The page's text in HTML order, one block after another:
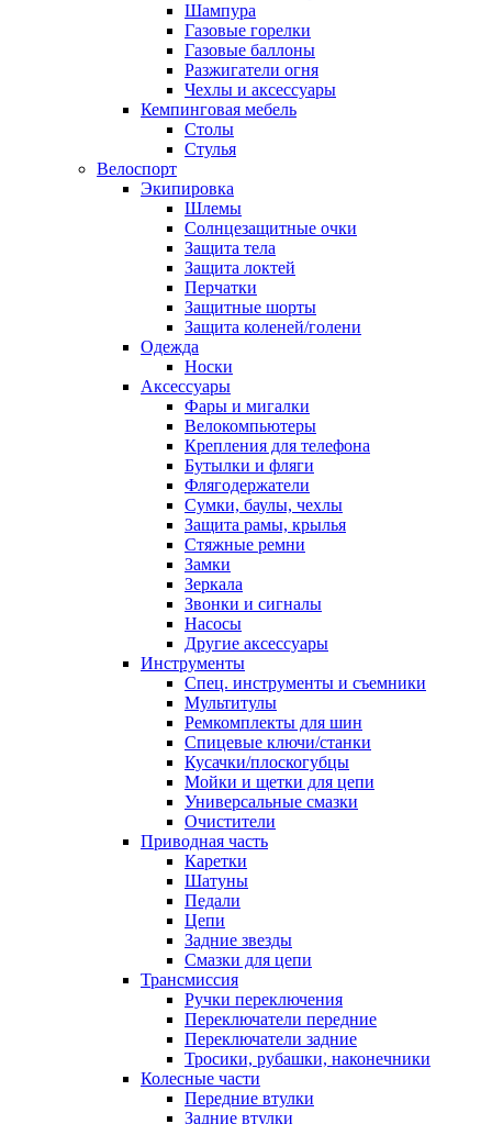
Шампура
Газовые горелки
Газовые баллоны
Разжигатели огня
Чехлы и аксессуары
Кемпинговая мебель
Столы
Стулья
Велоспорт
Экипировка
Шлемы
Солнцезащитные очки
Защита тела
Защита локтей
Перчатки
Защитные шорты
Защита коленей/голени
Одежда
Носки
Аксессуары
Фары и мигалки
Велокомпьютеры
Крепления для телефона
Бутылки и фляги
Флягодержатели
Сумки, баулы, чехлы
Защита рамы, крылья
Стяжные ремни
Замки
Зеркала
Звонки и сигналы
Насосы
Другие аксессуары
Инструменты
Спец. инструменты и съемники
Мультитулы
Ремкомплекты для шин
Спицевые ключи/станки
Кусачки/плоскогубцы
Мойки и щетки для цепи
Универсальные смазки
Очистители
Приводная часть
Каретки
Шатуны
Педали
Цепи
Задние звезды
Смазки для цепи
Трансмиссия
Ручки переключения
Переключатели передние
Переключатели задние
Тросики, рубашки, наконечники
Колесные части
Передние втулки
Задние втулки